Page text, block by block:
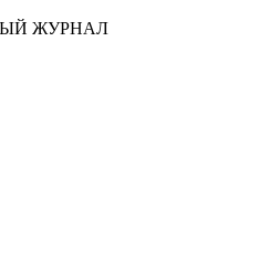
ЖУРНАЛ